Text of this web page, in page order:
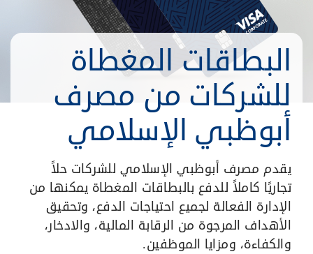
البطاقات المغطاة
للشركات من مصرف
أبوظبي الإسلامي
يقدم مصرف أبوظبي الإسلامي للشركات حلاً
تجاريًا كاملاً للدفع بالبطاقات المغطاة يمكنها من
الإدارة الفعالة لجميع احتياجات الدفع، وتحقيق
الأهداف المرجوة من الرقابة المالية، والادخار،
والكفاءة، ومزايا الموظفين.